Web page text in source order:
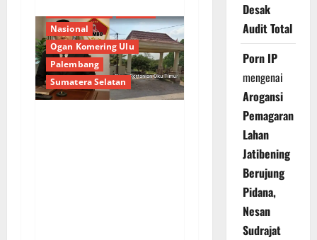
Nasional
Ogan Komering Ulu
Palembang
Sumatera Selatan
Desak
Audit Total
Porn IP
mengenai
Arogansi
Pemagaran
Lahan
Jatibening
Berujung
Pidana,
Nesan
Sudrajat